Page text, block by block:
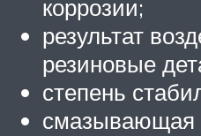
коррозии;
результат
резиновые
степень
смазывающая